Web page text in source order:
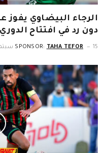
الرجاء البيضاوي يفوز
دون رد في افتتاح
SPONSOR: TAHA TEFOR 15 سبتمبر، 2025